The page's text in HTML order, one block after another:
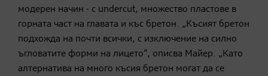
модерен начин - с undercut, множество пластове в
горната част на главата и къс бретон. „Късият бретон
подхожда на почти всички, с изключение на силно
ъгловатите форми на лицето“, описва Майер. „Като
алтернатива на много късия бретон могат да се